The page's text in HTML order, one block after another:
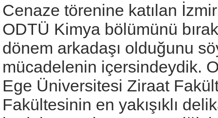
Cenaze törenine katılan
ODTÜ Kimya bölümünü
dönem arkadaşı olduğunu
mücadelenin içersindeydik.
Ege Üniversitesi Ziraat
Fakültesinin en yakışıklı